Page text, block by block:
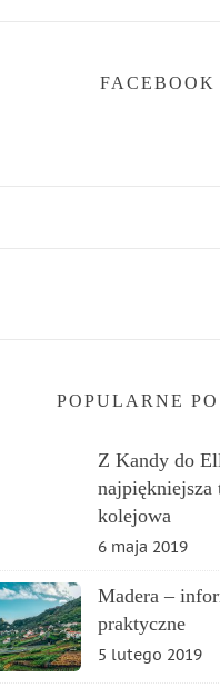
FACEBOOK
POPULARNE
Z Kandy do
najpiękniejsza
kolejowa
6 maja 2019
Madera –
praktyczne
5 lutego 2019